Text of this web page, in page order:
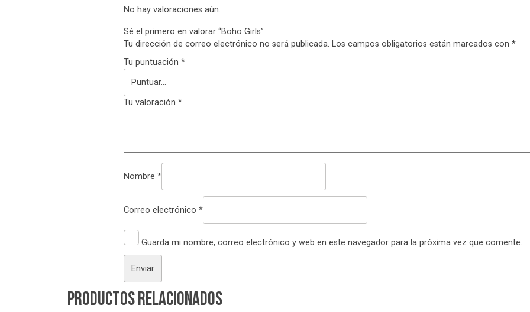
No hay valoraciones aún.
Sé el primero en valorar “Boho Girls”
Tu dirección de correo electrónico no será publicada. Los campos obligatorios están marcados con *
Tu puntuación *
Tu valoración *
Nombre *
Correo electrónico *
Guarda mi nombre, correo electrónico y web en este navegador para la próxima vez que comente.
Productos relacionados